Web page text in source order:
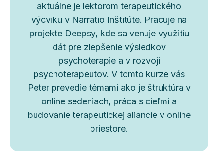
aktuálne je lektorom terapeutického
výcviku v Narratio Inštitúte. Pracuje na
projekte Deepsy, kde sa venuje využitiu
dát pre zlepšenie výsledkov
psychoterapie a v rozvoji
psychoterapeutov. V tomto kurze vás
Peter prevedie témami ako je štruktúra v
online sedeniach, práca s cieľmi a
budovanie terapeutickej aliancie v online
priestore.